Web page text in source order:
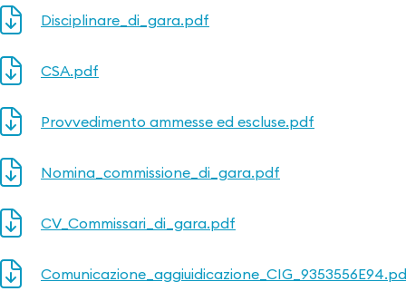
Disciplinare_di_gara.pdf
CSA.pdf
Provvedimento ammesse ed escluse.pdf
Nomina_commissione_di_gara.pdf
CV_Commissari_di_gara.pdf